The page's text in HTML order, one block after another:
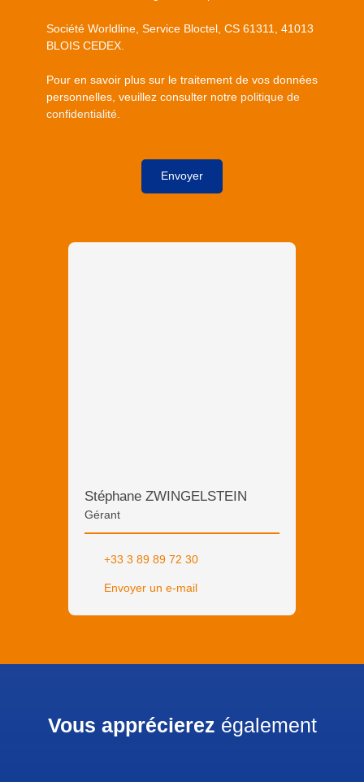
Société Worldline, Service Bloctel, CS 61311, 41013
BLOIS CEDEX.
Pour en savoir plus sur le traitement de vos données
personnelles, veuillez consulter notre politique de
confidentialité
Envoyer
Stéphane ZWINGELSTEIN
Gérant
+33 3 89 89 72 30
Envoyer un e-mail
Vous apprécierez également